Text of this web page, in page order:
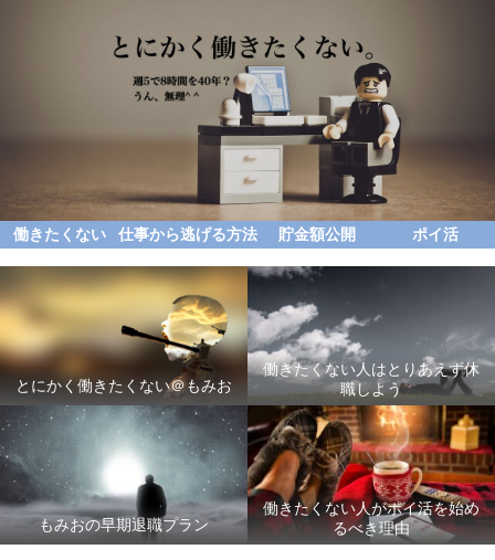
働きたくない 仕事から逃げる方法 貯金額公開 ポイ活
とにかく働きたくない＠もみお
働きたくない人はとりあえず休
職しよう
もみおの早期退職プラン
働きたくない人がポイ活を始め
るべき理由